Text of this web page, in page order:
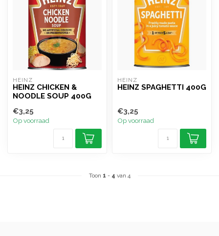
HEINZ
HEINZ CHICKEN &
NOODLE SOUP 400G
€3,25
Op voorraad
HEINZ
HEINZ SPAGHETTI 400G
€3,25
Op voorraad
Toon 1 - 4 van 4